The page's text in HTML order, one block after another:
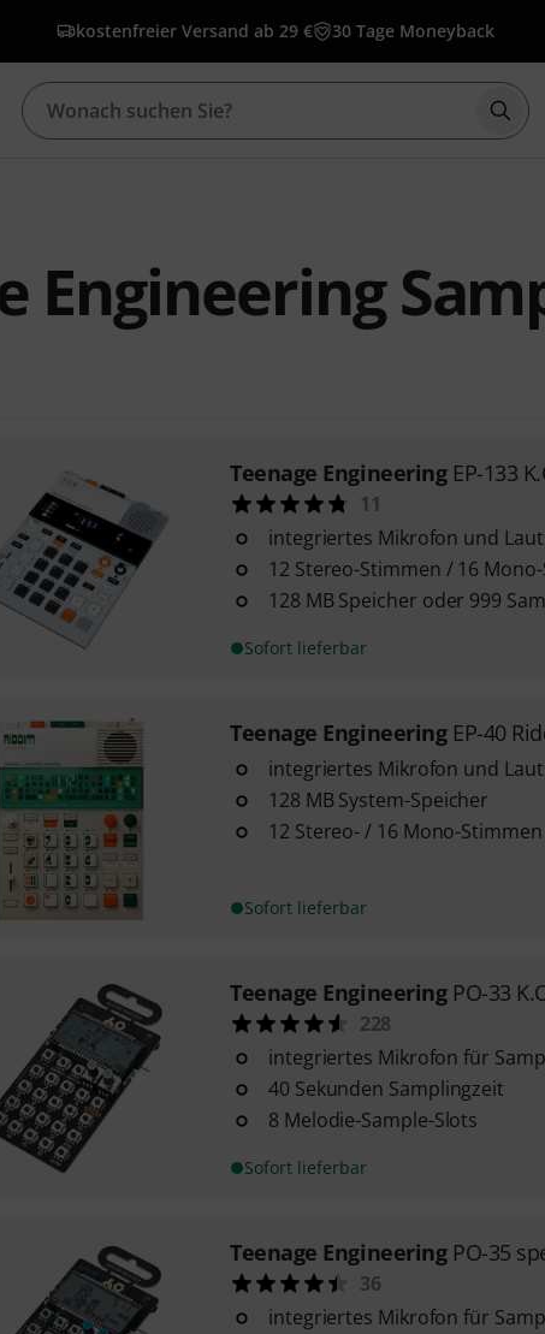
kostenfreier Versand ab 29 € 30 Tage Moneyback
Engineering
Teenage Engineering EP-133
11
integriertes Mikrofon und
12 Stereo-Stimmen / 16
128 MB Speicher oder 999
Sofort lieferbar
Teenage Engineering EP-40
integriertes Mikrofon und
128 MB System-Speicher
12 Stereo- / 16 Mono-Stimmen
Sofort lieferbar
Teenage Engineering PO-33
228
integriertes Mikrofon für
40 Sekunden Samplingzeit
8 Melodie-Sample-Slots
Sofort lieferbar
Teenage Engineering PO-35
36
integriertes Mikrofon für